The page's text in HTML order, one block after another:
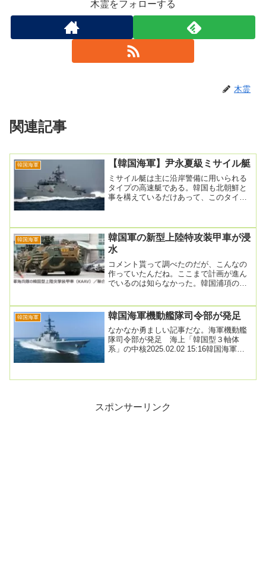
木霊をフォローする
木霊
関連記事
韓国海軍 【韓国海軍】尹永夏級ミサイル艇
ミサイル艇は主に沿岸警備に用いられる
タイプの高速艇である。韓国も北朝鮮と
事を構えているだけあって、このタイプ
韓国海軍
韓国軍の新型上陸特攻装甲車が浸
水
コメント貰って調べたのだが、こんなの
作っていたんだね。ここまで計画が進ん
でいるのは知らなかった。韓国浦項の海
韓国海軍 韓国海軍機動艦隊司令部が発足
なかなか勇ましい記事だな。海軍機動艦
隊司令部が発足 海上「韓国型３軸体
系」の中核2025.02.02 15:16韓国海軍に
スポンサーリンク